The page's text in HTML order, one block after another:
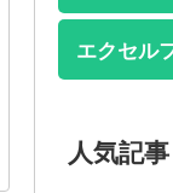
エクセル
人気記事